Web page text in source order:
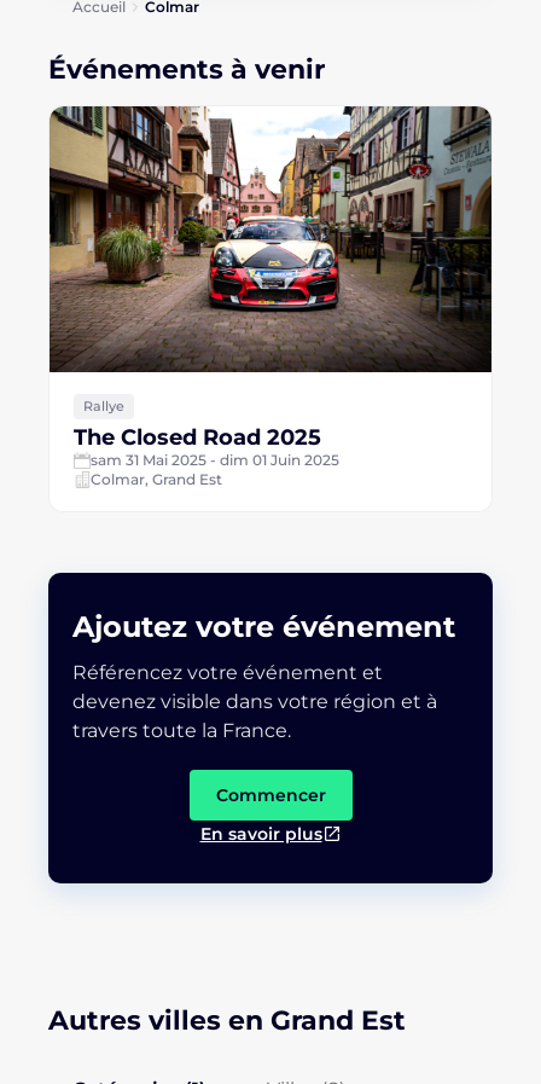
Accueil Colmar
Événements à venir
Rallye
The Closed Road 2025
sam 31 Mai 2025 - dim 01 Juin 2025
Colmar, Grand Est
Ajoutez votre événement
Référencez votre événement et
devenez visible dans votre région et à
travers toute la France.
Commencer
En savoir plus
Autres villes en Grand Est